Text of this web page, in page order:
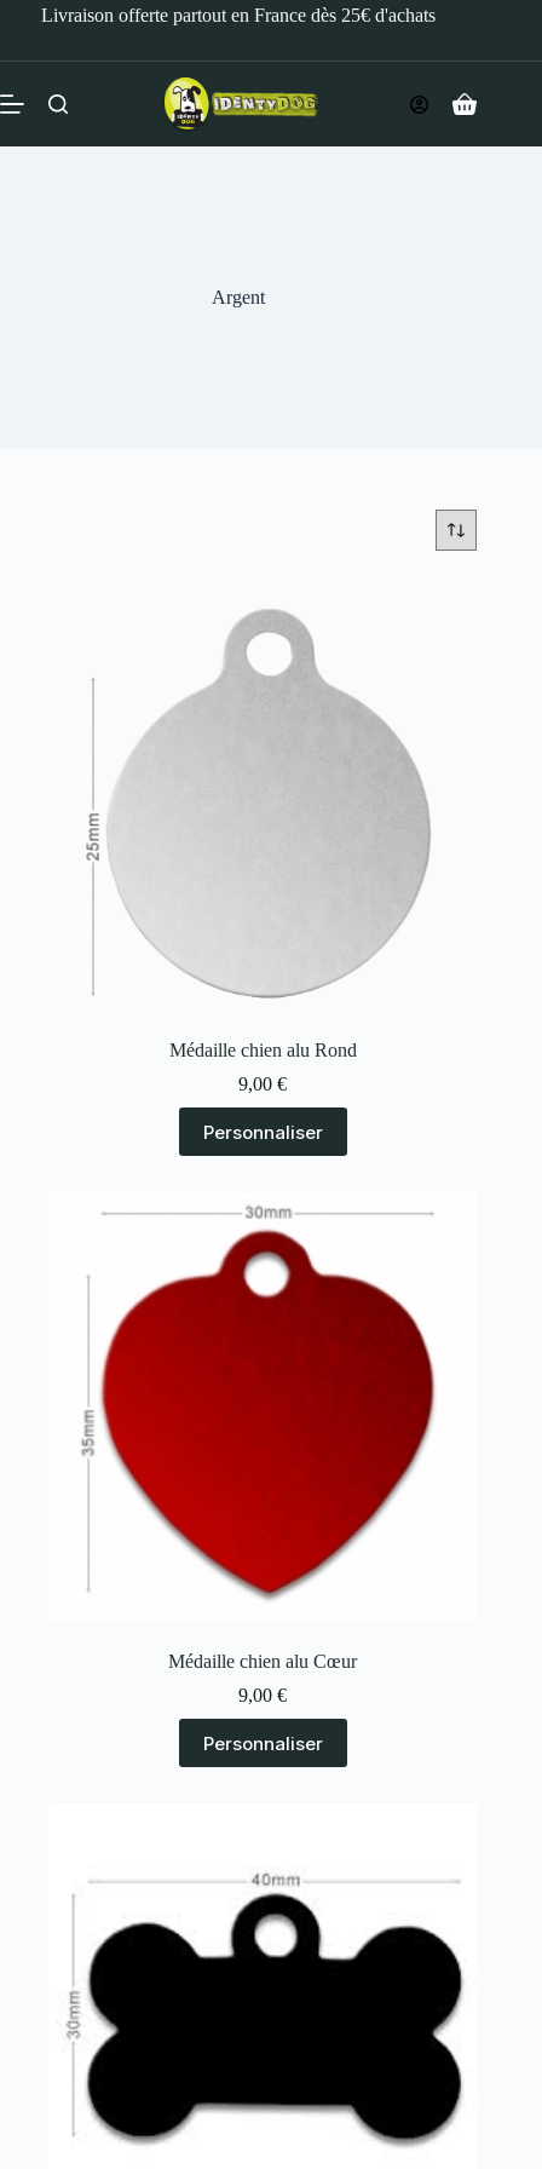
Livraison offerte partout en France dès 25€ d'achats
Argent
Médaille chien alu Rond
9,00€
Personnaliser
Médaille chien alu Cœur
9,00€
Personnaliser